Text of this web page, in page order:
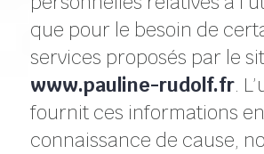
que pour le besoin de
services proposés par le
www.pauline-rudolf.fr.
fournit ces informations
connaissance de cause,